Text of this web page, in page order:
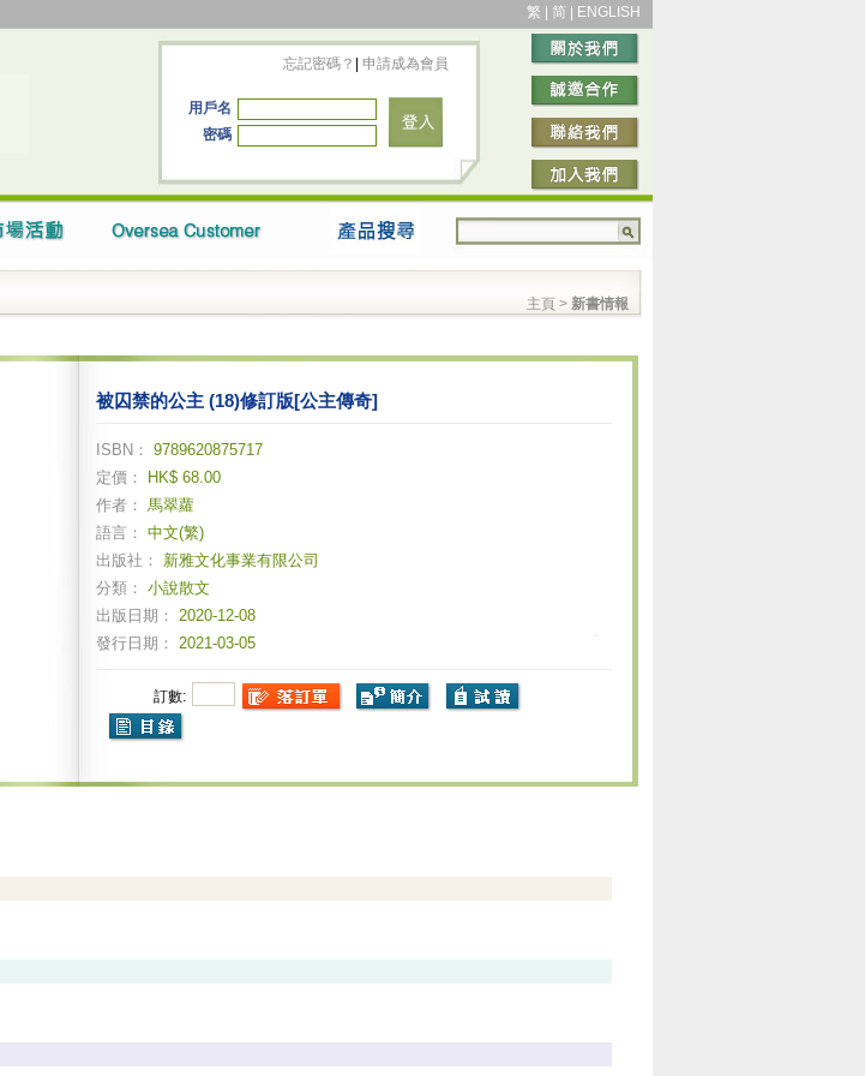
繁 简 ENGLISH
忘記密碼？ 申請成為會員
用戶名
密碼
主頁 > 新書情報
被囚禁的公主 (18)修訂版[公主傳奇]
ISBN： 9789620875717
定價：
HK$ 68.00
作者： 馬翠蘿
語言： 中文(繁)
出版社： 新雅文化事業有限公司
分類： 小說散文
出版日期： 2020-12-08
發行日期： 2021-03-05
訂數: